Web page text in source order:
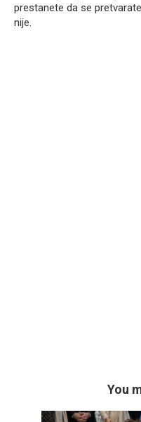
prestanete da se
nije.
You